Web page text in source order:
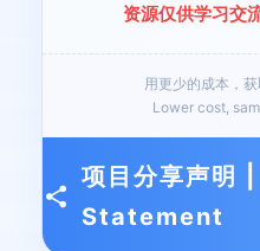
资源仅供学习交
用更少的成本，获
Lower cost,
项目分享声明
Statement